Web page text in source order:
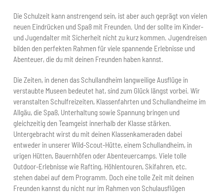
Die Schulzeit kann anstrengend sein, ist aber auch geprägt von vielen
neuen Eindrücken und Spaß mit Freunden. Und der sollte im Kinder-
und Jugendalter mit Sicherheit nicht zu kurz kommen. Jugendreisen
bilden den perfekten Rahmen für viele spannende Erlebnisse und
Abenteuer, die du mit deinen Freunden haben kannst.
Die Zeiten, in denen das Schullandheim langweilige Ausflüge in
verstaubte Museen bedeutet hat, sind zum Glück längst vorbei. Wir
veranstalten Schulfreizeiten, Klassenfahrten und Schullandheime im
Allgäu, die Spaß, Unterhaltung sowie Spannung bringen und
gleichzeitig den Teamgeist innerhalb der Klasse stärken.
Untergebracht wirst du mit deinen Klassenkameraden dabei
entweder in unserer Wild-Scout-Hütte, einem Schullandheim, in
urigen Hütten, Bauernhöfen oder Abenteuercamps. Viele tolle
Outdoor-Erlebnisse wie Rafting, Höhlentouren, Skifahren, etc.
stehen dabei auf dem Programm. Doch eine tolle Zeit mit deinen
Freunden kannst du nicht nur im Rahmen von Schulausflügen